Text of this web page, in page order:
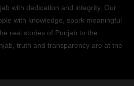
with dedication and integrity. Our
with knowledge, spark meaningful
real stories of Punjab to the
truth and transparency are at the